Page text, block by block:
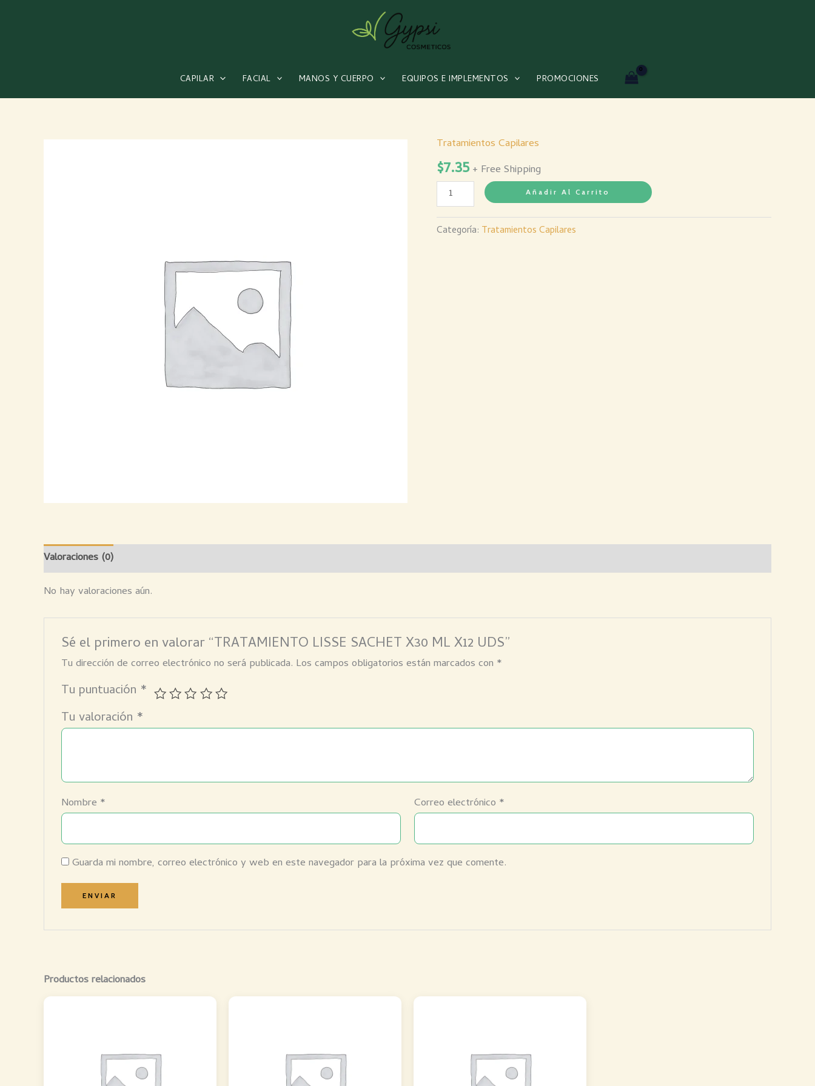
CAPILAR FACIAL MANOS Y CUERPO EQUIPOS E IMPLEMENTOS PROMOCIONES
Tratamientos Capilares
$7.35 + Free Shipping
TRATAMIENTO
LISSE
SACHET
X30
ML
X12
Añadir Al Carrito
Categoría: Tratamientos Capilares
Valoraciones (0)
No hay valoraciones aún.
Sé el primero en valorar “TRATAMIENTO LISSE SACHET X30 ML X12 UDS”
Tu dirección de correo electrónico no será publicada. Los campos obligatorios están marcados con *
Tu puntuación *
Tu valoración *
Nombre * Correo electrónico *
Guarda mi nombre, correo electrónico y web en este navegador para la próxima vez que comente.
Productos relacionados